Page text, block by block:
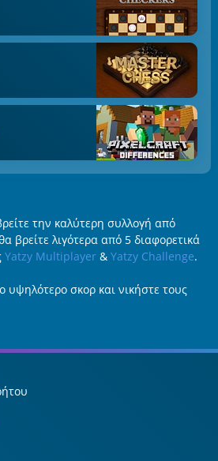
την καλύτερη συλλογή από
βρείτε λιγότερα από 5 διαφορετικά
Yatzy Multiplayer& Yatzy Challenge.
υψηλότερο σκορ και νικήστε τους